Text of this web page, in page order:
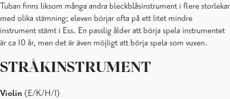
Tuban finns liksom många andra bleckblåsinstrument i flere storlekar
med olika stämning; eleven börjar ofta på ett litet mindre
instrument stämt i Ess. En passlig ålder att börja spela instrumentet
är ca 10 år, men det är även möjligt att börja spela som vuxen.
STRÅKINSTRUMENT
Violin (E/K/H/I)